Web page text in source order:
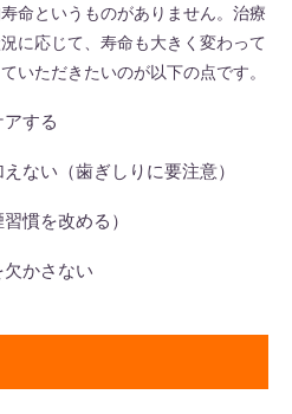
命というものがありません。治療
に応じて、寿命も大きく変わって
いただきたいのが以下の点です。
する
ない（歯ぎしりに要注意）
慣を改める）
かさない